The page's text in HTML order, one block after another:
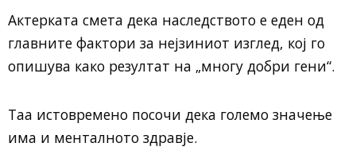
Актерката смета дека наследството е еден од
главните фактори за нејзиниот изглед, кој го
опишува како резултат на „многу добри гени“.
Таа истовремено посочи дека големо значење
има и менталното здравје.